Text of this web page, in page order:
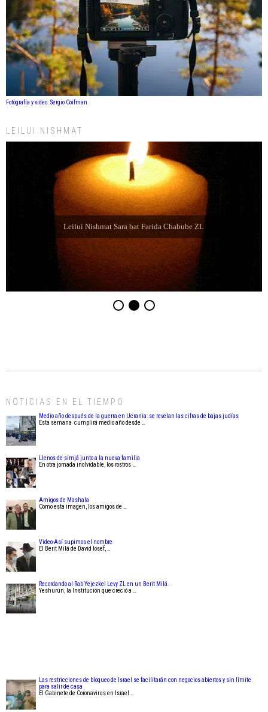
Fotógrafía y video. Sergio Coifman
LEILUI NISHMAT
Leilui Nishmat Sara bat Farida Chabube ZL
NOTICIAS EN EL TIEMPO
Medio año después de la guerra en Ucrania: se revelan las cifras de bajas judías
Esta semana cumplirá medio año desde …
Llenos de simjá junto a la nueva familia
En otra jornada inolvidable, los rostros …
Amigos de Mashala
Como esta imagen, los amigos de …
Video-Así supimos el nombre
El Berit Milá de David Iosef, …
Recordando al Rab Yejezkel Levy ZL en un Berit Milá.
Yeshurún, la Institución que creció a …
Las restricciones de bloqueo de Israel se facilitarán con negocios abiertos y sin límite
para salir de casa
El Gabinete de Coronavirus en Israel …